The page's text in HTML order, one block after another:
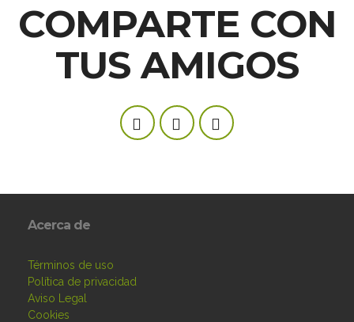
COMPARTE CON
TUS AMIGOS
Acerca de
Términos de uso
Política de privacidad
Aviso Legal
Cookies